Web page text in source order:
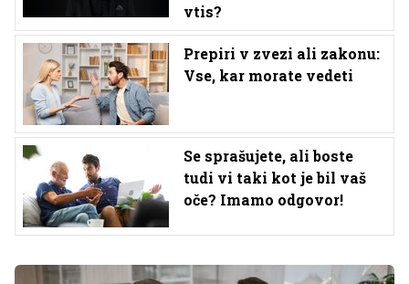
vtis?
Prepiri v zvezi ali zakonu:
Vse, kar morate vedeti
Se sprašujete, ali boste
tudi vi taki kot je bil vaš
oče? Imamo odgovor!